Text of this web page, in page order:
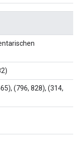
(796, 828), (314,